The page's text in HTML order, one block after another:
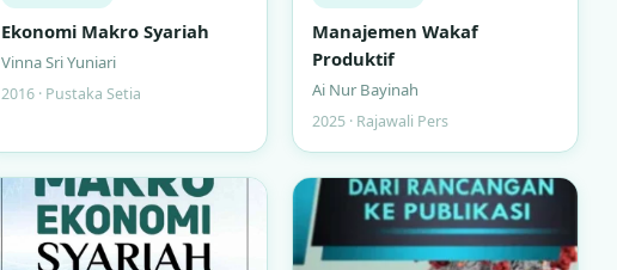
Ekonomi Makro Syariah
Vinna Sri Yuniari
2016 · Pustaka Setia
Manajemen Wakaf
Produktif
Ai Nur Bayinah
2025 · Rajawali Pers